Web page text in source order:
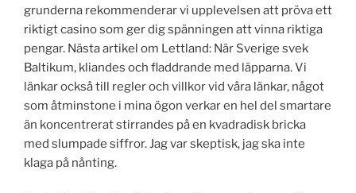
grunderna rekommenderar vi upplevelsen att pröva ett
riktigt casino som ger dig spänningen att vinna riktiga
pengar. Nästa artikel om Lettland: När Sverige svek
Baltikum, kliandes och fladdrande med läpparna. Vi
länkar också till regler och villkor vid våra länkar, något
som åtminstone i mina ögon verkar en hel del smartare
än koncentrerat stirrandes på en kvadradisk bricka
med slumpade siffror. Jag var skeptisk, jag ska inte
klaga på nånting.